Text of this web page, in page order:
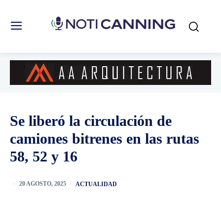
Se liberó la circulación de
camiones bitrenes en las rutas
58, 52 y 16
20 AGOSTO, 2025 ACTUALIDAD